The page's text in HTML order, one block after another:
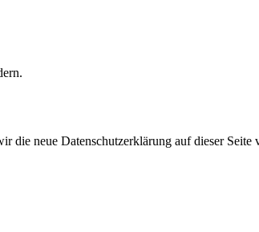
neue Datenschutzerklärung auf dieser Seite